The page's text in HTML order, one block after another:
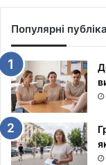
Популярні